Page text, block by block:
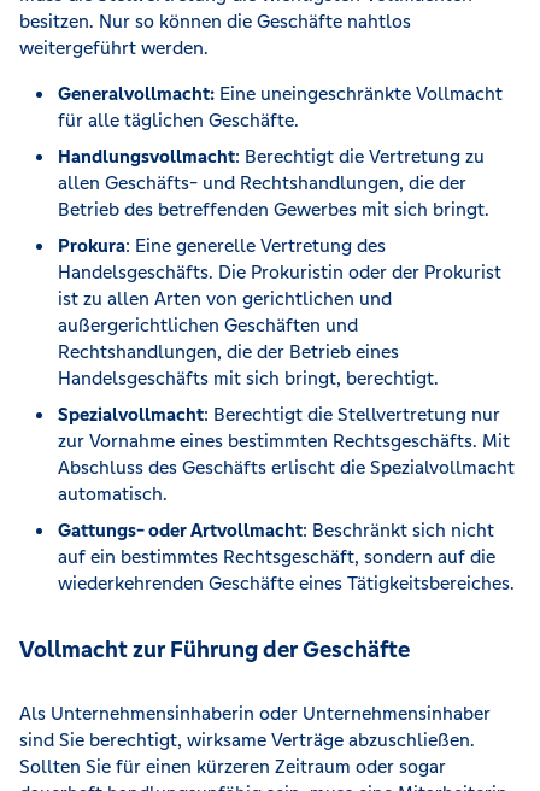
besitzen. Nur so können die Geschäfte nahtlos
weitergeführt werden.
Generalvollmacht: Eine uneingeschränkte Vollmacht
für alle täglichen Geschäfte.
Handlungsvollmacht: Berechtigt die Vertretung zu
allen Geschäfts- und Rechtshandlungen, die der
Betrieb des betreffenden Gewerbes mit sich bringt.
Prokura: Eine generelle Vertretung des
Handelsgeschäfts. Die Prokuristin oder der Prokurist
ist zu allen Arten von gerichtlichen und
außergerichtlichen Geschäften und
Rechtshandlungen, die der Betrieb eines
Handelsgeschäfts mit sich bringt, berechtigt.
Spezialvollmacht: Berechtigt die Stellvertretung nur
zur Vornahme eines bestimmten Rechtsgeschäfts. Mit
Abschluss des Geschäfts erlischt die Spezialvollmacht
automatisch.
Gattungs- oder Artvollmacht: Beschränkt sich nicht
auf ein bestimmtes Rechtsgeschäft, sondern auf die
wiederkehrenden Geschäfte eines Tätigkeitsbereiches.
Vollmacht zur Führung der Geschäfte
Als Unternehmensinhaberin oder Unternehmensinhaber
sind Sie berechtigt, wirksame Verträge abzuschließen.
Sollten Sie für einen kürzeren Zeitraum oder sogar